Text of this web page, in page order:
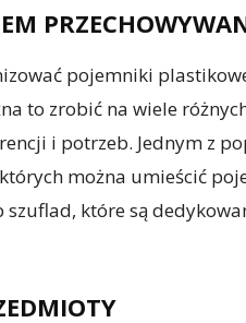
pojemniki
to zrobić na wiele
i potrzeb. Jednym z
których można umieścić
szuflad, które są